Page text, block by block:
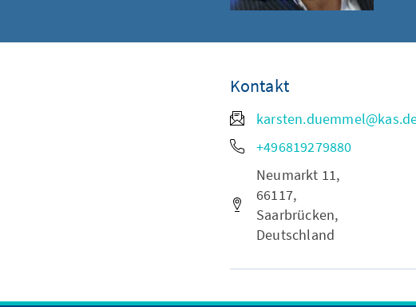
Kontakt
+496819279880
Neumarkt 11,
66117,
Saarbrücken,
Deutschland